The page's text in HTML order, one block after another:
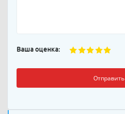
Ваша оценка:
Отправить